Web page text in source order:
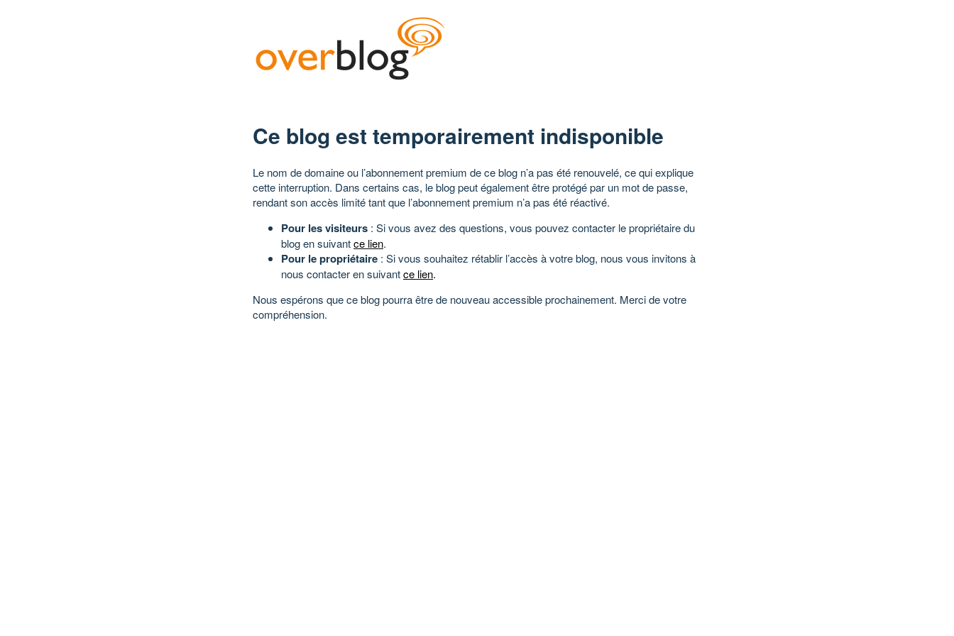
Ce blog est temporairement indisponible
Le nom de domaine ou l’abonnement premium de ce blog n’a pas été renouvelé, ce qui explique
cette interruption. Dans certains cas, le blog peut également être protégé par un mot de passe,
rendant son accès limité tant que l’abonnement premium n’a pas été réactivé.
Pour les visiteurs : Si vous avez des questions, vous pouvez contacter le propriétaire du
blog en suivantce lien.
Pour le propriétaire : Si vous souhaitez rétablir l’accès à votre blog, nous vous invitons à
nous contacter en suivantce lien.
Nous espérons que ce blog pourra être de nouveau accessible prochainement. Merci de votre
compréhension.